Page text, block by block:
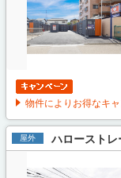
物件によりお得なキ
屋外 ハローストレ